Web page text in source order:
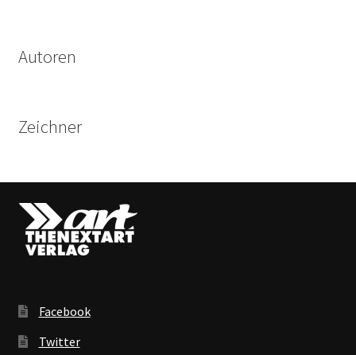
Autoren
Zeichner
Facebook
Twitter